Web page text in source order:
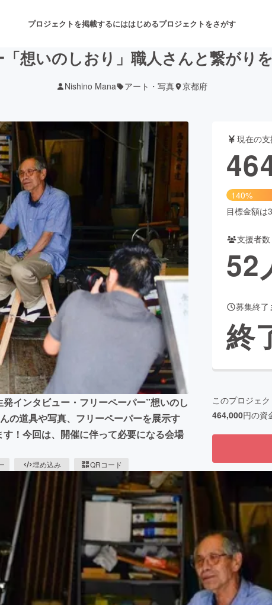
プロジェクトを掲載するにははじめるプロジェクトをさがす
音楽 舞台・パフォーマンス
ゲーム・サービス開発 フード・飲食店
書籍・雑誌出版 アニメ・漫画
チャレンジ ビューティー・ヘルスケア
CAMPFIRE for Social GoodCAMPFIRE Creation
CAMPFIREふるさと納税
コミュニティ
想いのしおり」職人さんと繋がり
Nishino Mana アート・写真 京都府
インタビュー・フリーペーパー”想いのし
の道具や写真、フリーペーパーを展示す
！今回は、開催に伴って必要になる会場
埋め込み QRコード
現在の
140%
目標金額は
支援者数
52
募集終了
終
このプロジェク
464,000円の資